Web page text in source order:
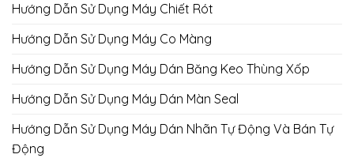
Hướng Dẫn Sử Dụng Máy Chiết Rót
Hướng Dẫn Sử Dụng Máy Co Màng
Hướng Dẫn Sử Dụng Máy Dán Băng Keo Thùng Xốp
Hướng Dẫn Sử Dụng Máy Dán Màn Seal
Hướng Dẫn Sử Dụng Máy Dán Nhãn Tự Động Và Bán Tự
Động